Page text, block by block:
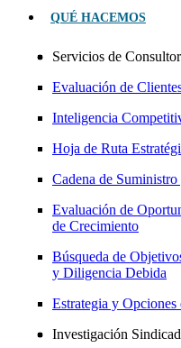
QUÉ HACEMOS
Servicios de
Evaluación de
Inteligencia
Hoja de Ruta
Cadena de
Evaluación de
de Crecimiento
Búsqueda de
y Diligencia Debida
Estrategia y
Investigación